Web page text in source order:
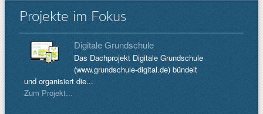
Projekte im Fokus
Digitale Grundschule
Das Dachprojekt Digitale Grundschule
(www.grundschule-digital.de) bündelt
und organisiert die...
Zum Projekt...